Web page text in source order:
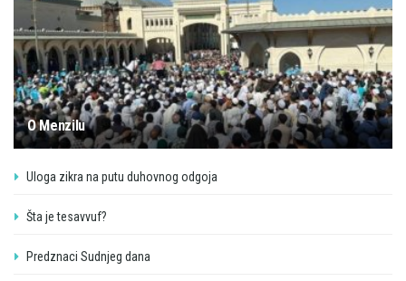
O Menzilu
Uloga zikra na putu duhovnog odgoja
Šta je tesavvuf?
Predznaci Sudnjeg dana